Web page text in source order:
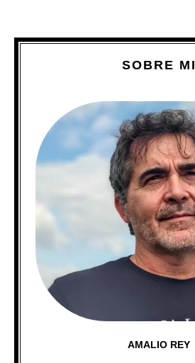
SOBRE MI
AMALIO REY